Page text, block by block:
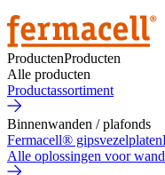
ProductenProducten
Alle producten
Productassortiment
Binnenwanden / plafonds
Fermacell® gipsvezelplaten
Alle oplossingen voor